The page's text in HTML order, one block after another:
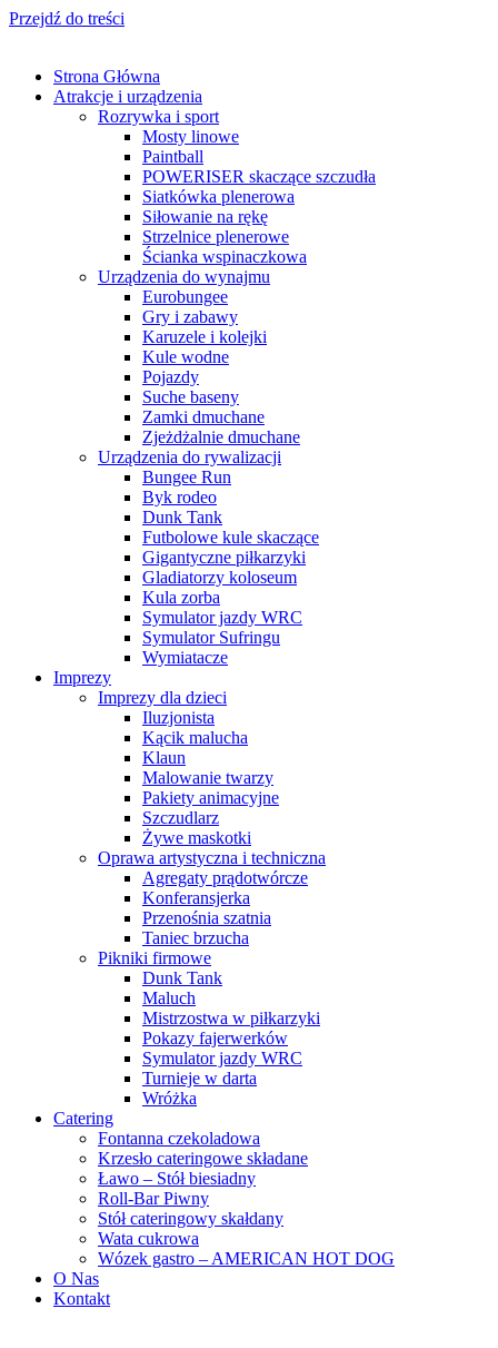
Przejdź do treści
Strona Główna
Atrakcje i urządzenia
Rozrywka i sport
Mosty linowe
Paintball
POWERISER skaczące szczudła
Siatkówka plenerowa
Siłowanie na rękę
Strzelnice plenerowe
Ścianka wspinaczkowa
Urządzenia do wynajmu
Eurobungee
Gry i zabawy
Karuzele i kolejki
Kule wodne
Pojazdy
Suche baseny
Zamki dmuchane
Zjeżdżalnie dmuchane
Urządzenia do rywalizacji
Bungee Run
Byk rodeo
Dunk Tank
Futbolowe kule skaczące
Gigantyczne piłkarzyki
Gladiatorzy koloseum
Kula zorba
Symulator jazdy WRC
Symulator Sufringu
Wymiatacze
Imprezy
Imprezy dla dzieci
Iluzjonista
Kącik malucha
Klaun
Malowanie twarzy
Pakiety animacyjne
Szczudlarz
Żywe maskotki
Oprawa artystyczna i techniczna
Agregaty prądotwórcze
Konferansjerka
Przenośnia szatnia
Taniec brzucha
Pikniki firmowe
Dunk Tank
Maluch
Mistrzostwa w piłkarzyki
Pokazy fajerwerków
Symulator jazdy WRC
Turnieje w darta
Wróżka
Catering
Fontanna czekoladowa
Krzesło cateringowe składane
Ławo – Stół biesiadny
Roll-Bar Piwny
Stół cateringowy skałdany
Wata cukrowa
Wózek gastro – AMERICAN HOT DOG
O Nas
Kontakt